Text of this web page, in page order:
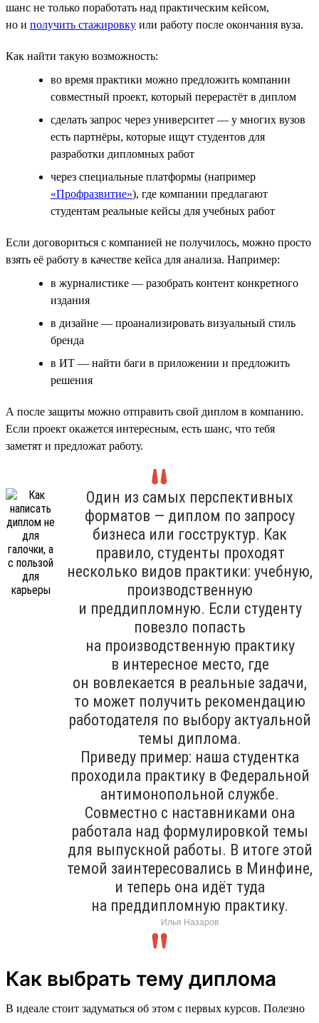
шанс не только поработать над практическим кейсом,
но и получить стажировку или работу после окончания вуза.
Как найти такую возможность:
во время практики можно предложить компании
совместный проект, который перерастёт в диплом
сделать запрос через университет — у многих вузов
есть партнёры, которые ищут студентов для
разработки дипломных работ
через специальные платформы (например
«Профразвитие»), где компании предлагают
студентам реальные кейсы для учебных работ
Если договориться с компанией не получилось, можно просто
взять её работу в качестве кейса для анализа. Например:
в журналистике — разобрать контент конкретного
издания
в дизайне — проанализировать визуальный стиль
бренда
в ИТ — найти баги в приложении и предложить
решения
А после защиты можно отправить свой диплом в компанию.
Если проект окажется интересным, есть шанс, что тебя
заметят и предложат работу.
Один из самых перспективных
форматов — диплом по запросу
бизнеса или госструктур. Как
правило, студенты проходят
несколько видов практики: учебную,
производственную
и преддипломную. Если студенту
повезло попасть
на производственную практику
в интересное место, где
он вовлекается в реальные задачи,
то может получить рекомендацию
работодателя по выбору актуальной
темы диплома.
Приведу пример: наша студентка
проходила практику в Федеральной
антимонопольной службе.
Совместно с наставниками она
работала над формулировкой темы
для выпускной работы. В итоге этой
темой заинтересовались в Минфине,
и теперь она идёт туда
на преддипломную практику.
Илья Назаров
Как выбрать тему диплома
В идеале стоит задуматься об этом с первых курсов. Полезно